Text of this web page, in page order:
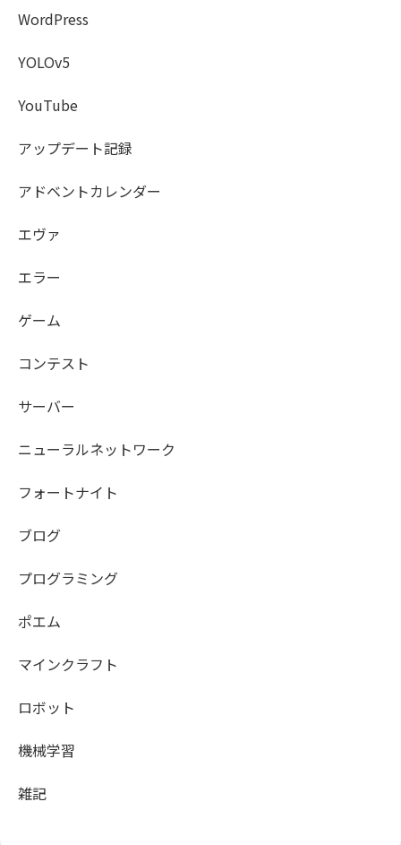
WordPress
YOLOv5
YouTube
アップデート記録
アドベントカレンダー
エヴァ
エラー
ゲーム
コンテスト
サーバー
ニューラルネットワーク
フォートナイト
ブログ
プログラミング
ポエム
マインクラフト
ロボット
機械学習
雑記